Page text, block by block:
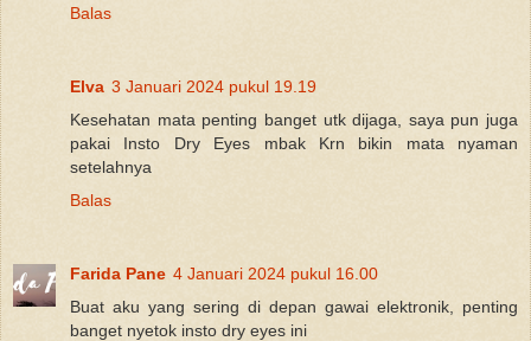
Balas
Elva 3 Januari 2024 pukul 19.19
Kesehatan mata penting banget utk dijaga, saya pun juga
pakai Insto Dry Eyes mbak Krn bikin mata nyaman
setelahnya
Balas
Farida Pane 4 Januari 2024 pukul 16.00
Buat aku yang sering di depan gawai elektronik, penting
banget nyetok insto dry eyes ini